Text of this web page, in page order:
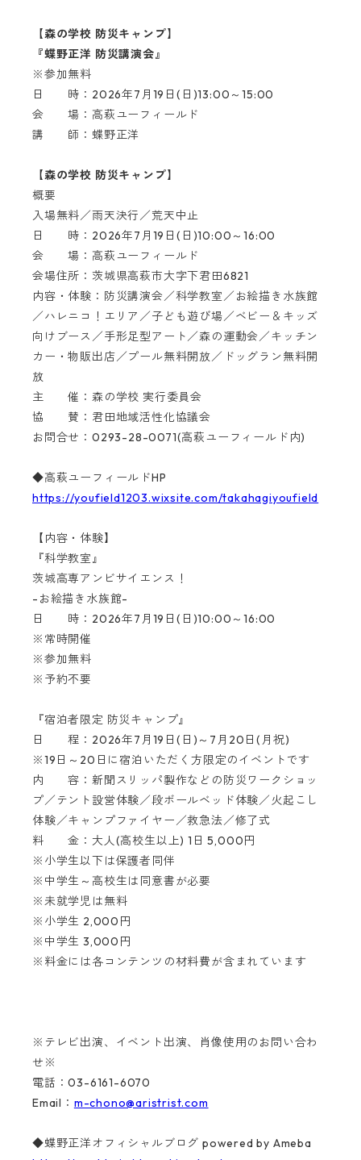
【森の学校 防災キャンプ】
『蝶野正洋 防災講演会』
※参加無料
日 時：2026年7月19日(日)13:00～15:00
会 場：高萩ユーフィールド
講 師：蝶野正洋
【森の学校 防災キャンプ】
概要
入場無料／雨天決行／荒天中止
日 時：2026年7月19日(日)10:00～16:00
会 場：高萩ユーフィールド
会場住所：茨城県高萩市大字下君田6821
内容・体験：防災講演会／科学教室／お絵描き水族館
／ハレニコ！エリア／子ども遊び場／ベビー＆キッズ
向けブース／手形足型アート／森の運動会／キッチン
カー・物販出店／プール無料開放／ドッグラン無料開
放
主 催：森の学校 実行委員会
協 賛：君田地域活性化協議会
お問合せ：0293-28-0071(高萩ユーフィールド内)
◆高萩ユーフィールドHP
https://youfield1203.wixsite.com/takahagiyoufield
【内容・体験】
『科学教室』
茨城高専アンビサイエンス！
-お絵描き水族館-
日 時：2026年7月19日(日)10:00～16:00
※常時開催
※参加無料
※予約不要
『宿泊者限定 防災キャンプ』
日 程：2026年7月19日(日)～7月20日(月祝)
※19日～20日に宿泊いただく方限定のイベントです
内 容：新聞スリッパ製作などの防災ワークショッ
プ／テント設営体験／段ボールベッド体験／火起こし
体験／キャンプファイヤー／救急法／修了式
料 金：大人(高校生以上) 1日 5,000円
※小学生以下は保護者同伴
※中学生～高校生は同意書が必要
※未就学児は無料
※小学生 2,000円
※中学生 3,000円
※料金には各コンテンツの材料費が含まれています
※テレビ出演、イベント出演、肖像使用のお問い合わ
せ※
電話：03-6161-6070
Email： m-chono@aristrist.com
◆蝶野正洋オフィシャルブログ powered by Ameba